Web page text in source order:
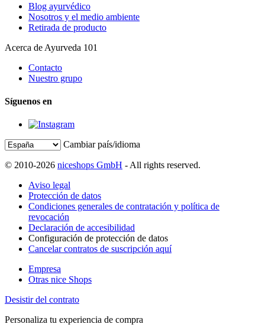
Blog ayurvédico
Nosotros y el medio ambiente
Retirada de producto
Acerca de Ayurveda 101
Contacto
Nuestro grupo
Síguenos en
Cambiar país/idioma
© 2010-2026 niceshops GmbH - All rights reserved.
Aviso legal
Protección de datos
Condiciones generales de contratación y política de
revocación
Declaración de accesibilidad
Configuración de protección de datos
Cancelar contratos de suscripción aquí
Empresa
Otras nice Shops
Desistir del contrato
Personaliza tu experiencia de compra